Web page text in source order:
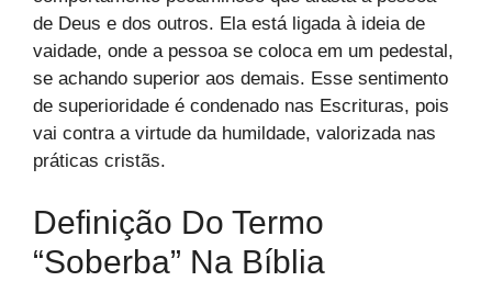
de Deus e dos outros. Ela está ligada à ideia de
vaidade, onde a pessoa se coloca em um pedestal,
se achando superior aos demais. Esse sentimento
de superioridade é condenado nas Escrituras, pois
vai contra a virtude da humildade, valorizada nas
práticas cristãs.
Definição Do Termo
“soberba” Na Bíblia